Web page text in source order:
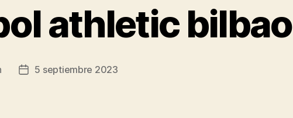
athletic bilbao
Fecha5 septiembre 2023